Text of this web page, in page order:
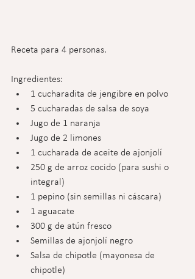
Receta para 4 personas.
Ingredientes:
1 cucharadita de jengibre en polvo
5 cucharadas de salsa de soya
Jugo de 1 naranja
Jugo de 2 limones
1 cucharada de aceite de ajonjolí
250 g de arroz cocido (para sushi o
integral)
1 pepino (sin semillas ni cáscara)
1 aguacate
300 g de atún fresco
Semillas de ajonjolí negro
Salsa de chipotle (mayonesa de
chipotle)